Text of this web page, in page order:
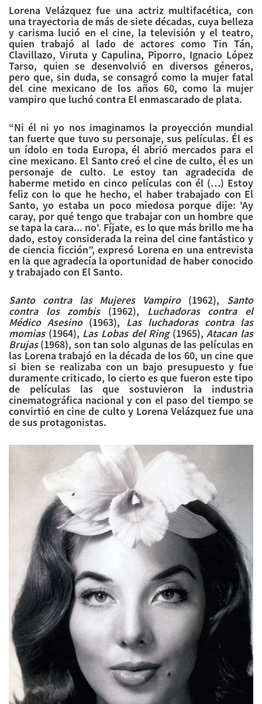
Lorena Velázquez fue una actriz multifacética, con
una trayectoria de más de siete décadas, cuya belleza
y carisma lució en el cine, la televisión y el teatro,
quien trabajó al lado de actores como Tin Tán,
Clavillazo, Viruta y Capulina, Piporro, Ignacio López
Tarso, quien se desenvolvió en diversos géneros,
pero que, sin duda, se consagró como la mujer fatal
del cine mexicano de los años 60, como la mujer
vampiro que luchó contra El enmascarado de plata.
“Ni él ni yo nos imaginamos la proyección mundial
tan fuerte que tuvo su personaje, sus películas. Él es
un ídolo en toda Europa, él abrió mercados para el
cine mexicano. El Santo creó el cine de culto, él es un
personaje de culto. Le estoy tan agradecida de
haberme metido en cinco películas con él (…) Estoy
feliz con lo que he hecho, el haber trabajado con El
Santo, yo estaba un poco miedosa porque dije: 'Ay
caray, por qué tengo que trabajar con un hombre que
se tapa la cara... no'. Fíjate, es lo que más brillo me ha
dado, estoy considerada la reina del cine fantástico y
de ciencia ficción”, expresó Lorena en una entrevista
en la que agradecía la oportunidad de haber conocido
y trabajado con El Santo.
Santo contra las Mujeres Vampiro(1962), Santo
contra los zombis(1962), Luchadoras contra el
Médico Asesino(1963), Las luchadoras contra las
momias(1964), Las Lobas del Ring(1965),Atacan las
Brujas(1968), son tan solo algunas de las películas en
las Lorena trabajó en la década de los 60, un cine que
si bien se realizaba con un bajo presupuesto y fue
duramente criticado, lo cierto es que fueron este tipo
de películas las que sostuvieron la industria
cinematográfica nacional y con el paso del tiempo se
convirtió en cine de culto y Lorena Velázquez fue una
de sus protagonistas.